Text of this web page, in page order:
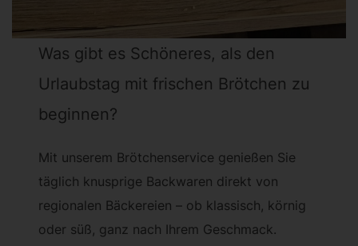
Was gibt es Schöneres, als den
Urlaubstag mit frischen Brötchen zu
beginnen?
Mit unserem Brötchenservice genießen Sie
täglich knusprige Backwaren direkt von
regionalen Bäckereien – ob klassisch, körnig
oder süß, ganz nach Ihrem Geschmack.